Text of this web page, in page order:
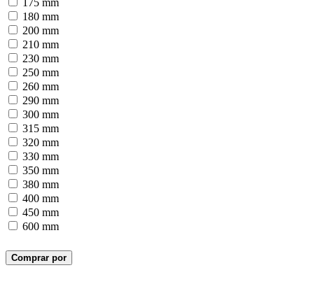
175 mm
180 mm
200 mm
210 mm
230 mm
250 mm
260 mm
290 mm
300 mm
315 mm
320 mm
330 mm
350 mm
380 mm
400 mm
450 mm
600 mm
Comprar por